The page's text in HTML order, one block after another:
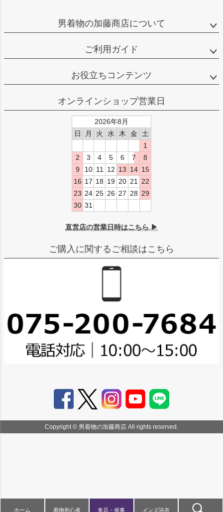
男着物の加藤商店について
ご利用ガイド
お役立ちコンテンツ
オンラインショップ営業日
2026年8月
日
月 火 水 木 金
土
1
2
3 4 5 6 7
8
9
10 11 12 13 14 15
16 17 18 19 20 21 22
23 24 25 26 27 28 29
30 31
直営店の営業日時はこちら ▶
ご購入に関するご相談はこちら
Copyright © 男着物の加藤商店 All rights reserved.
ホーム 着物初心者 来店・催事 メンズ浴衣